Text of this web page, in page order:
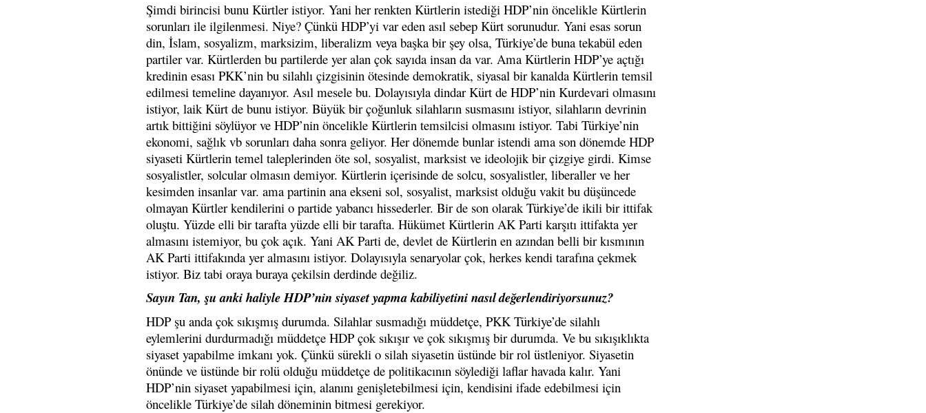
Şimdi birincisi bunu Kürtler istiyor. Yani her renkten Kürtlerin istediği HDP’nin öncelikle Kürtlerin
sorunları ile ilgilenmesi. Niye? Çünkü HDP’yi var eden asıl sebep Kürt sorunudur. Yani esas sorun
din, İslam, sosyalizm, marksizim, liberalizm veya başka bir şey olsa, Türkiye’de buna tekabül eden
partiler var. Kürtlerden bu partilerde yer alan çok sayıda insan da var. Ama Kürtlerin HDP’ye açtığı
kredinin esası PKK’nin bu silahlı çizgisinin ötesinde demokratik, siyasal bir kanalda Kürtlerin temsil
edilmesi temeline dayanıyor. Asıl mesele bu. Dolayısıyla dindar Kürt de HDP’nin Kurdevari olmasını
istiyor, laik Kürt de bunu istiyor. Büyük bir çoğunluk silahların susmasını istiyor, silahların devrinin
artık bittiğini söylüyor ve HDP’nin öncelikle Kürtlerin temsilcisi olmasını istiyor. Tabi Türkiye’nin
ekonomi, sağlık vb sorunları daha sonra geliyor. Her dönemde bunlar istendi ama son dönemde HDP
siyaseti Kürtlerin temel taleplerinden öte sol, sosyalist, marksist ve ideolojik bir çizgiye girdi. Kimse
sosyalistler, solcular olmasın demiyor. Kürtlerin içerisinde de solcu, sosyalistler, liberaller ve her
kesimden insanlar var. ama partinin ana ekseni sol, sosyalist, marksist olduğu vakit bu düşüncede
olmayan Kürtler kendilerini o partide yabancı hissederler. Bir de son olarak Türkiye’de ikili bir ittifak
oluştu. Yüzde elli bir tarafta yüzde elli bir tarafta. Hükümet Kürtlerin AK Parti karşıtı ittifakta yer
almasını istemiyor, bu çok açık. Yani AK Parti de, devlet de Kürtlerin en azından belli bir kısmının
AK Parti ittifakında yer almasını istiyor. Dolayısıyla senaryolar çok, herkes kendi tarafına çekmek
istiyor. Biz tabi oraya buraya çekilsin derdinde değiliz.
Sayın Tan, şu anki haliyle HDP’nin siyaset yapma kabiliyetini nasıldeğerlendiriyorsunuz?
HDP şu anda çok sıkışmış durumda. Silahlar susmadığı müddetçe, PKK Türkiye’de silahlı
eylemlerini durdurmadığı müddetçe HDP çok sıkışır ve çok sıkışmış bir durumda. Ve bu sıkışıklıkta
siyaset yapabilme imkanı yok. Çünkü sürekli o silah siyasetin üstünde bir rol üstleniyor. Siyasetin
önünde ve üstünde bir rolü olduğu müddetçe de politikacının söylediği laflar havada kalır. Yani
HDP’nin siyaset yapabilmesi için, alanını genişletebilmesi için, kendisini ifade edebilmesi için
öncelikle Türkiye’de silah döneminin bitmesi gerekiyor.